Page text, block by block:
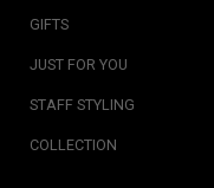
GIFTS
JUST FOR YOU
STAFF STYLING
COLLECTION